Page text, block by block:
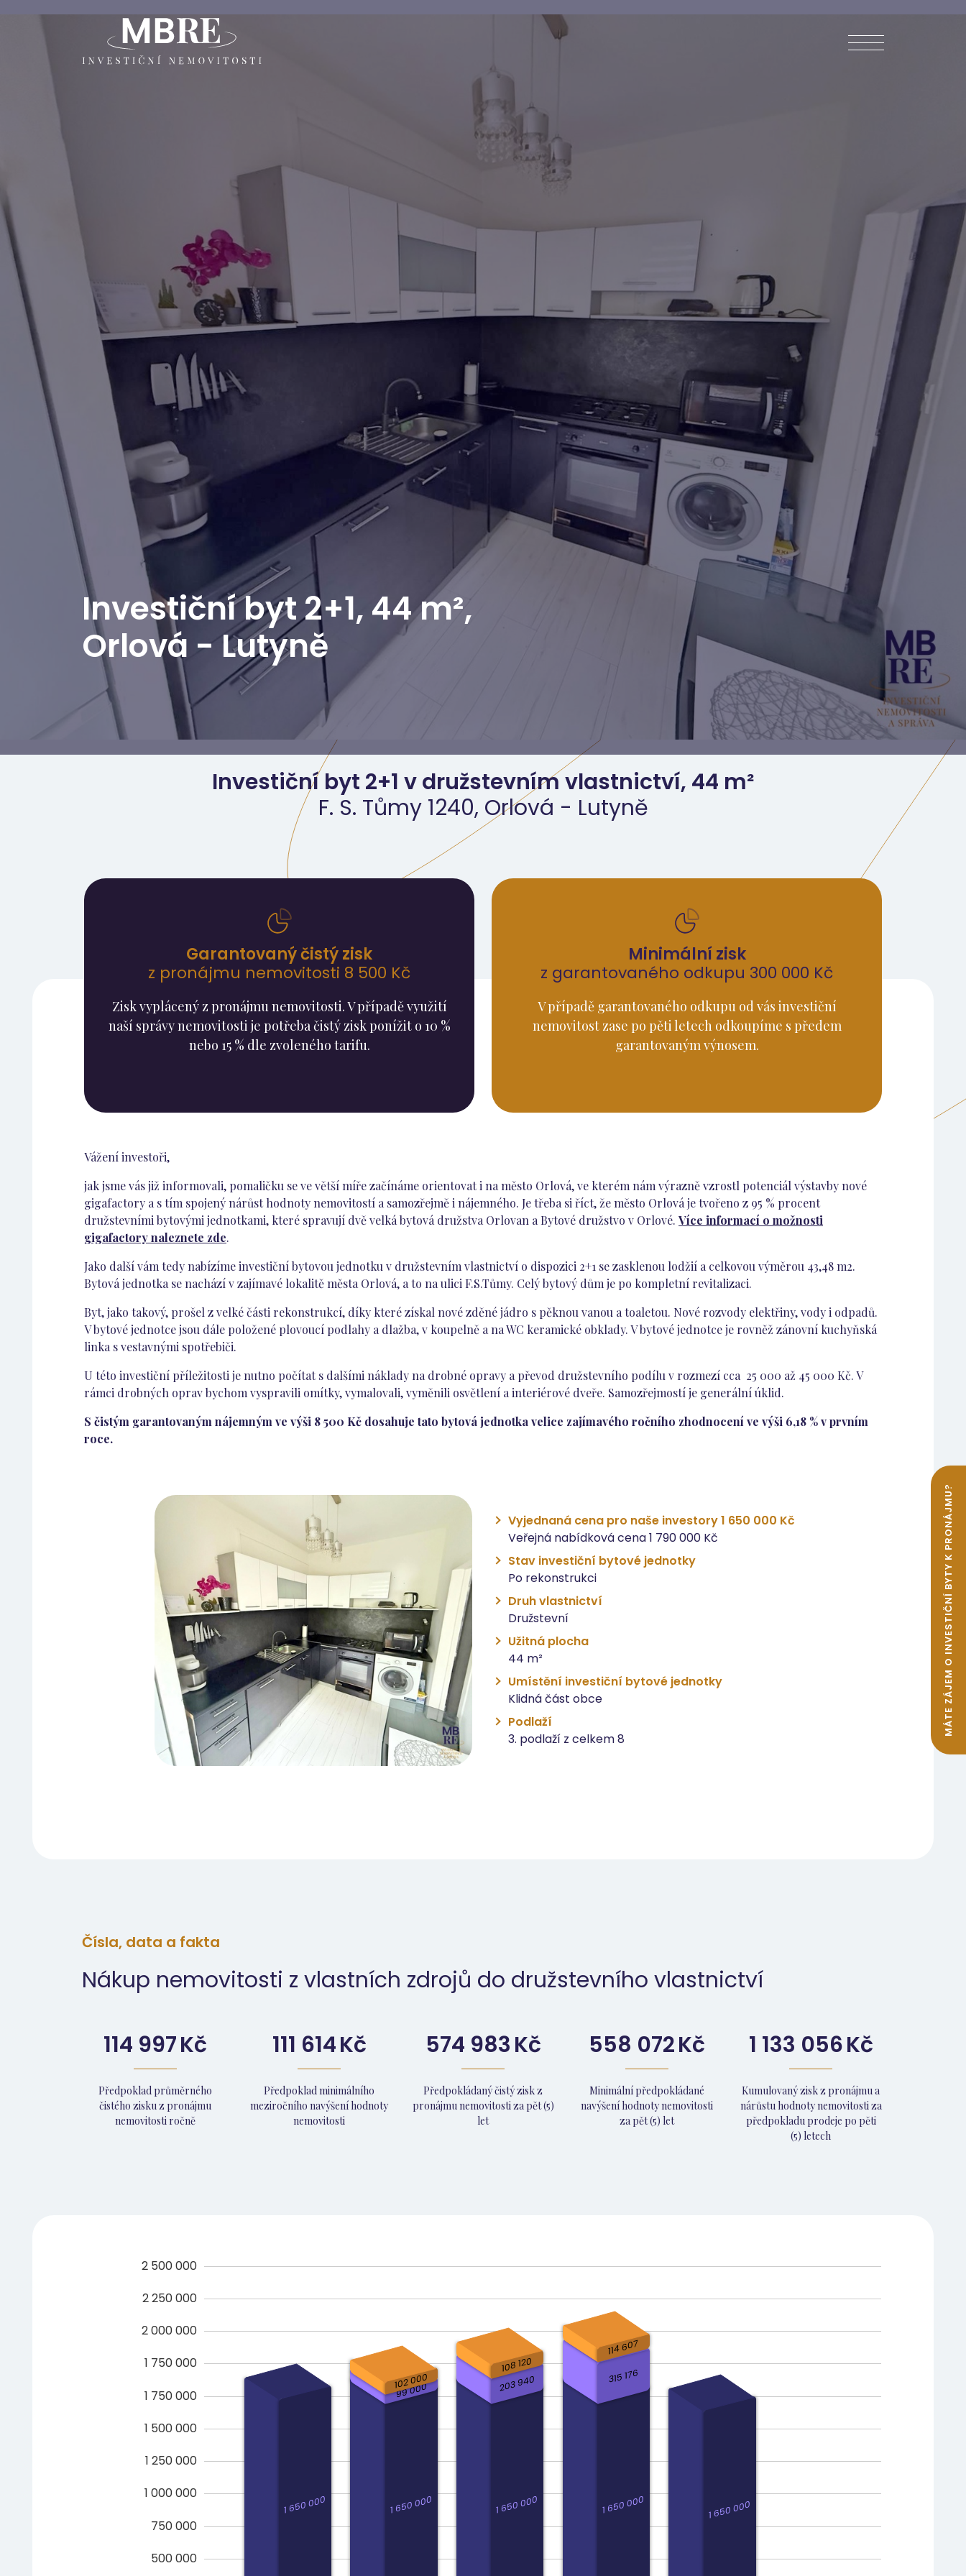
Investiční byt 2+1, 44 m²,
Orlová - Lutyně
Investiční byt 2+1 v družstevním vlastnictví, 44 m²
F. S. Tůmy 1240, Orlová - Lutyně
Garantovaný čistý zisk
z pronájmu nemovitosti 8 500 Kč
Zisk vyplácený z pronájmu nemovitosti. V případě využití
naší správy nemovitosti je potřeba čistý zisk ponížit o 10 %
nebo 15 % dle zvoleného tarifu.
Minimální zisk
z garantovaného odkupu 300 000 Kč
V případě garantovaného odkupu od vás investiční
nemovitost zase po pěti letech odkoupíme s předem
garantovaným výnosem.
Vážení investoři,
jak jsme vás již informovali, pomaličku se ve větší míře začínáme orientovat i na město Orlová, ve kterém nám výrazně vzrostl potenciál výstavby nové
gigafactory a s tím spojený nárůst hodnoty nemovitostí a samozřejmě i nájemného. Je třeba si říct, že město Orlová je tvořeno z 95 % procent
družstevními bytovými jednotkami, které spravují dvě velká bytová družstva Orlovan a Bytové družstvo v Orlové. Více informací o možnosti
gigafactory naleznete zde.
Jako další vám tedy nabízíme investiční bytovou jednotku v družstevním vlastnictví o dispozici 2+1 se zasklenou lodžií a celkovou výměrou 43,48 m2.
Bytová jednotka se nachází v zajímavé lokalitě města Orlová, a to na ulici F.S.Tůmy. Celý bytový dům je po kompletní revitalizaci.
Byt, jako takový, prošel z velké části rekonstrukcí, díky které získal nové zděné jádro s pěknou vanou a toaletou. Nové rozvody elektřiny, vody i odpadů.
V bytové jednotce jsou dále položené plovoucí podlahy a dlažba, v koupelně a na WC keramické obklady. V bytové jednotce je rovněž zánovní kuchyňská
linka s vestavnými spotřebiči.
U této investiční příležitosti je nutno počítat s dalšími náklady na drobné opravy a převod družstevního podílu v rozmezí cca 25 000 až 45 000 Kč. V
rámci drobných oprav bychom vyspravili omítky, vymalovali, vyměnili osvětlení a interiérové dveře. Samozřejmostí je generální úklid.
S čistým garantovaným nájemným ve výši 8 500 Kč dosahuje tato bytová jednotka velice zajímavého ročního zhodnocení ve výši 6,18 % v prvním
roce.
Vyjednaná cena pro naše investory 1 650 000 Kč
Veřejná nabídková cena 1 790 000 Kč
Stav investiční bytové jednotky
Po rekonstrukci
Druh vlastnictví
Družstevní
Užitná plocha
44 m²
Umístění investiční bytové jednotky
Klidná část obce
Podlaží
3. podlaží z celkem 8
Čísla, data a fakta
Nákup nemovitosti z vlastních zdrojů do družstevního vlastnictví
114 997Kč
Předpoklad průměrného
čistého zisku z pronájmu
nemovitosti ročně
111 614Kč
Předpoklad minimálního
meziročního navýšení hodnoty
nemovitosti
574 983Kč
Předpokládaný čistý zisk z
pronájmu nemovitosti za pět (5)
let
558 072Kč
Minimální předpokládané
navýšení hodnoty nemovitosti
za pět (5) let
1 133 056Kč
Kumulovaný zisk z pronájmu a
nárůstu hodnoty nemovitosti za
předpokladu prodeje po pěti
(5) letech
500 000
750 000
1 000 000
1 250 000
1 500 000
1 750 000
1 750 000
2 000 000
2 250 000
2 500 000
1 650 000 1 650 000
99 000
102 000
1 650 000
203 940
108 120
1 650 000
315 176
114 607
1 650 000
433 087
121 484
558 072
MÁTE ZÁJEM O INVESTIČNÍ BYTY K PRONÁJMU?